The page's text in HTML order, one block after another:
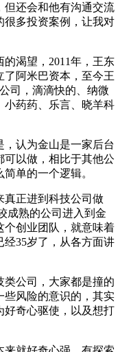
但还会和他有沟通交流
很多投资案例，让我对
渴望，2011年，王东
了阿米巴资本，至今王
司，滴滴快的、纳微
小药药、乐言、晓羊科
认为金山是一家后台
可以做，相比于其他公
单的一个逻辑。
正进到科技公司做
成熟的公司进入到金
个创业团队，就意味着
经35岁了，从各方面讲
公司，大家都是撞的
些风险的意识的，其实
好奇心驱使，以及想打